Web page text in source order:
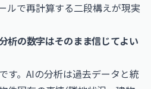
ルで再計算する二段構えが現実
析の数字はそのまま信じてよい
す。AIの分析は過去データと統